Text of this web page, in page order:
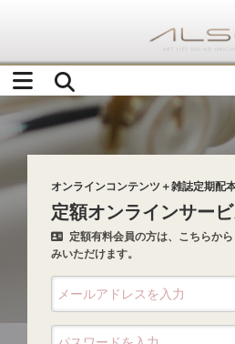
オンラインコンテンツ＋雑誌定期配
定額オンラインサー
定額有料会員の方は、こちらか
みいただけます。